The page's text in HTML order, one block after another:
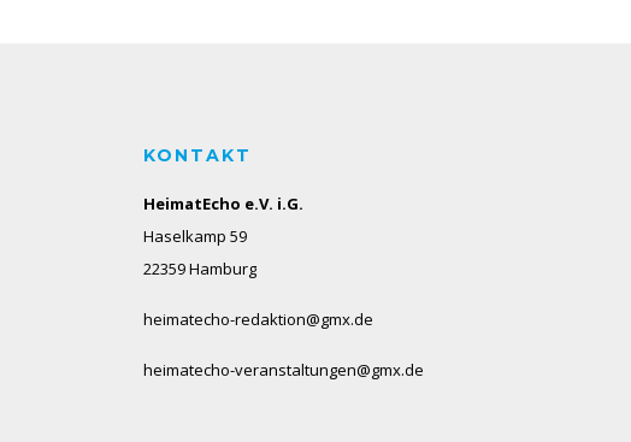
KONTAKT
HeimatEcho e.V. i.G.
Haselkamp 59
22359 Hamburg
heimatecho-redaktion@gmx.de
heimatecho-veranstaltungen@gmx.de